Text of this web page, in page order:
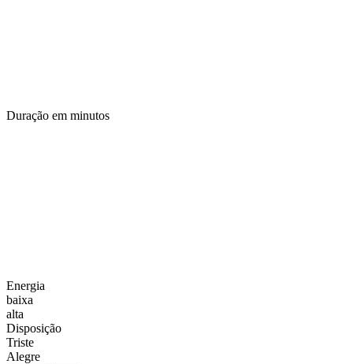
Duração em minutos
Energia
baixa
alta
Disposição
Triste
Alegre